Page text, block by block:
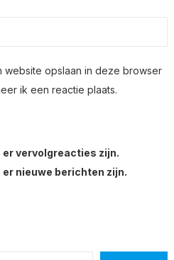
website opslaan in deze browser
ik een reactie plaats.
vervolgreacties zijn.
nieuwe berichten zijn.